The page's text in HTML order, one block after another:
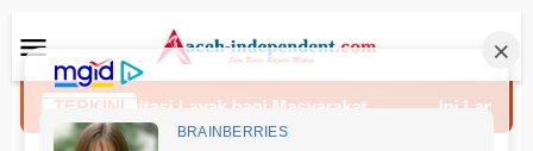
ke
kontenMobile
TERKINI
Sanitasi Layak bagi Masyarakat Ini Langkah